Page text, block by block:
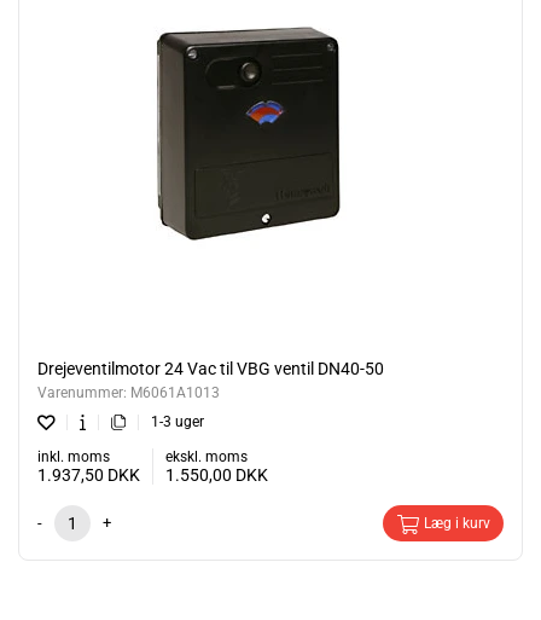
Drejeventilmotor 24 Vac til VBG ventil DN40-50
Varenummer: M6061A1013
1-3 uger
inkl. moms
1.937,50 DKK
ekskl. moms
1.550,00 DKK
- + Læg i kurv